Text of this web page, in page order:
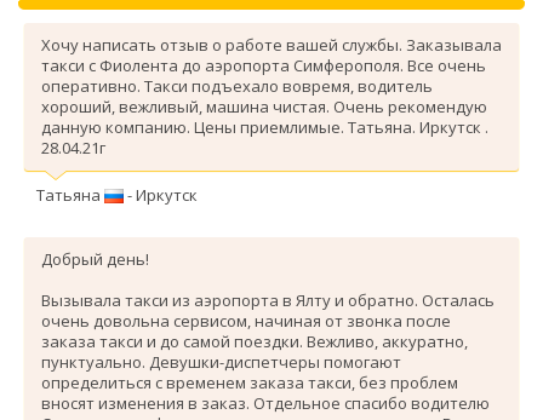
Хочу написать отзыв о работе вашей службы. Заказывала
такси с Фиолента до аэропорта Симферополя. Все очень
оперативно. Такси подъехало вовремя, водитель
хороший, вежливый, машина чистая. Очень рекомендую
данную компанию. Цены приемлимые. Татьяна. Иркутск .
28.04.21г
Татьяна - Иркутск
Добрый день!
Вызывала такси из аэропорта в Ялту и обратно. Осталась
очень довольна сервисом, начиная от звонка после
заказа такси и до самой поездки. Вежливо, аккуратно,
пунктуально. Девушки-диспетчеры помогают
определиться с временем заказа такси, без проблем
вносят изменения в заказ. Отдельное спасибо водителю